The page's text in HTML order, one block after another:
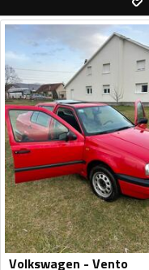
Volkswagen - Vento